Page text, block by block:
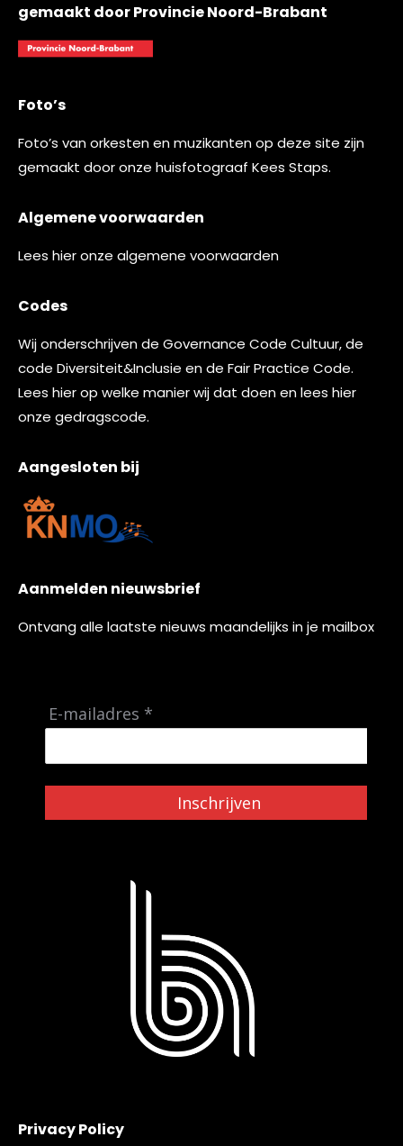
gemaakt door Provincie Noord-Brabant
Foto’s
Foto’s van orkesten en muzikanten op deze site zijn
gemaakt door onze huisfotograaf Kees Staps.
Algemene voorwaarden
Lees hieronze algemene voorwaarden
Codes
Wij onderschrijven de Governance Code Cultuur, de
code Diversiteit&Inclusie en de Fair Practice Code.
Lees hierop welke manier wij dat doen en lees hier
onze gedragscode.
Aangesloten bij
Aanmelden nieuwsbrief
Ontvang alle laatste nieuws maandelijks in je mailbox
E-mailadres *
Inschrijven
Privacy Policy